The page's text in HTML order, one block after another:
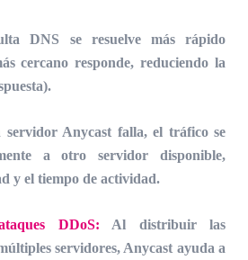
DNS se resuelve más rápido
cercano responde, reduciendo la
servidor Anycast falla, el tráfico se
a otro servidor disponible,
y el tiempo de actividad.
DDoS:
Al distribuir las
servidores, Anycast ayuda a